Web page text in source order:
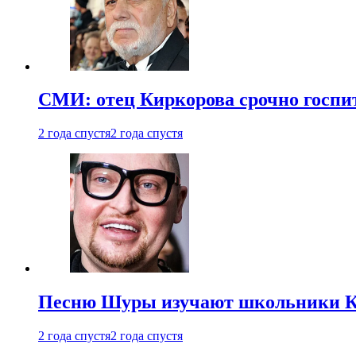
СМИ: отец Киркорова срочно
2 года спустя2 года спустя
Песню Шуры изучают школьники
2 года спустя2 года спустя